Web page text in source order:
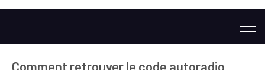
Comment retrouver le code autoradio